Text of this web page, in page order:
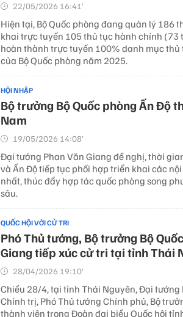
22/05/2026 16:41’
Hiện tại, Bộ Quốc phòng đang quản lý 186
khai trực tuyến 105 thủ tục hành chính (73
hoàn thành trực tuyến 100% danh mục
của Bộ Quốc phòng năm 2025.
HỘI NHẬP
Bộ trưởng Bộ Quốc phòng Ấn Độ
Nam
19/05/2026 14:08’
Đại tướng Phan Văn Giang đề nghị, thời
và Ấn Độ tiếp tục phối hợp triển khai các
nhất, thúc đẩy hợp tác quốc phòng song
sâu.
QUỐC HỘI VỚI CỬ TRI
Phó Thủ tướng, Bộ trưởng Bộ
Giang tiếp xúc cử tri tại tỉnh Thái
28/04/2026 19:10’
Chiều 28/4, tại tỉnh Thái Nguyên, Đại tướng
Chính trị, Phó Thủ tướng Chính phủ, Bộ
thành viên trong Đoàn đại biểu Quốc hội